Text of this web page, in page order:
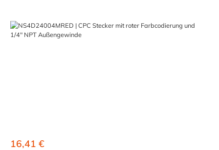
Bildergalerie überspringen
16,41 €